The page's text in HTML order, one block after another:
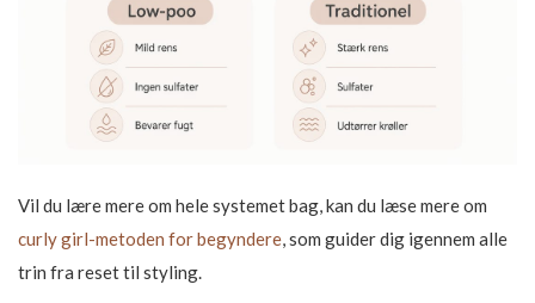
Vil du lære mere om hele systemet bag, kan du læse mere om
curly girl-metoden for begyndere, som guider dig igennem alle
trin fra reset til styling.